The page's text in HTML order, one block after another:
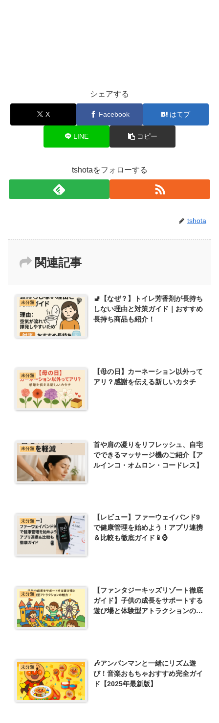
シェアする
X Facebook はてブ
LINE コピー
tshotaをフォローする
tshota
関連記事
未分類
🚽【なぜ？】トイレ芳香剤が長持ち
しない理由と対策ガイド｜おすすめ
長持ち商品も紹介！
未分類
【母の日】カーネーション以外って
アリ？感謝を伝える新しいカタチ
未分類
首や肩の凝りをリフレッシュ、自宅
でできるマッサージ機のご紹介【ア
ルインコ・オムロン・コードレス】
未分類
【レビュー】ファーウェイバンド9
で健康管理を始めよう！アプリ連携
＆比較も徹底ガイド📱⌚
未分類
【ファンタジーキッズリゾート徹底
ガイド】子供の成長をサポートする
遊び場と体験型アトラクションの魅
未分類
🎶アンパンマンと一緒にリズム遊
び！音楽おもちゃおすすめ完全ガイ
ド【2025年最新版】